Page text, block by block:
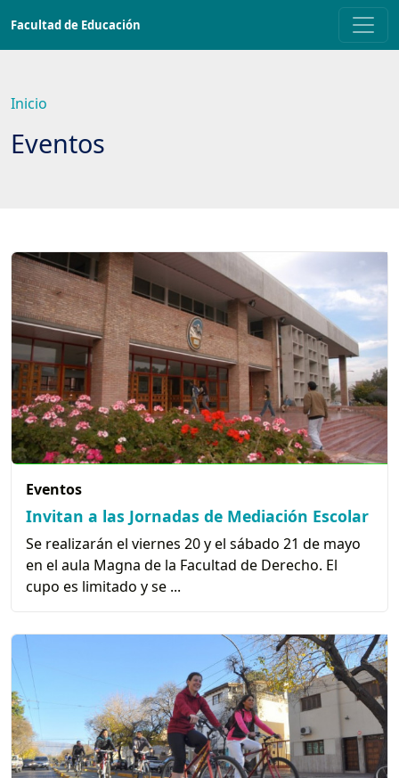
contenido
Facultad de Educación
Inicio
Eventos
Eventos
Invitan a las Jornadas de Mediación Escolar
Se realizarán el viernes 20 y el sábado 21 de mayo
en el aula Magna de la Facultad de Derecho. El
cupo es limitado y se ...